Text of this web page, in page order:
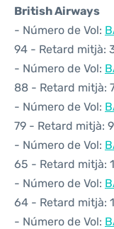
British Airways
- Número de Vol:
94 - Retard mitjà:
- Número de Vol:
88 - Retard mitjà:
- Número de Vol:
79 - Retard mitjà:
- Número de Vol:
65 - Retard mitjà:
- Número de Vol:
64 - Retard mitjà:
- Número de Vol: